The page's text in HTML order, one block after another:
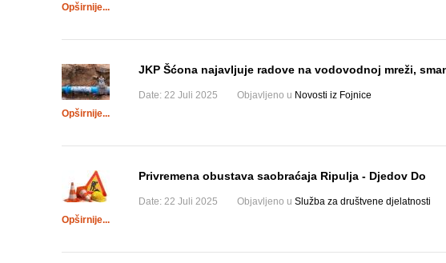
Opširnije...
JKP Šćona najavljuje radove na vodovodnoj mreži,
Date: 22 Juli 2025 Objavljeno u Novosti iz Fojnice
Opširnije...
Privremena obustava saobraćaja Ripulja - Djedov Do
Date: 22 Juli 2025 Objavljeno u Služba za društvene djelatnosti
Opširnije...